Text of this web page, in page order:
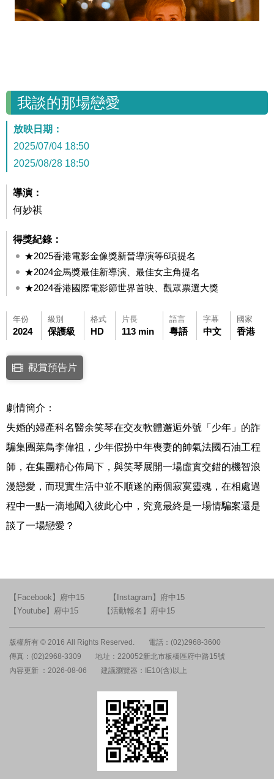
我談的那場戀愛
放映日期：
2025/07/04 18:50
2025/08/28 18:50
導演：
何妙祺
得獎紀錄：
★2025香港電影金像獎新晉導演等6項提名
★2024金馬獎最佳新導演、最佳女主角提名
★2024香港國際電影節世界首映、觀眾票選大獎
年份
2024
級別
保護級
格式
HD
片長
113 min
語言
粵語
字幕
中文
國家
香港
點擊下列連結開啟視窗後，可使用鍵盤Tab鍵移至影片中央播放鍵，再
連結至Youtube網站觀看此影片(開新視窗)
觀賞預告片
劇情簡介：
失婚的婦產科名醫余笑琴在交友軟體邂逅外號「少年」的詐
騙集團菜鳥李偉祖，少年假扮中年喪妻的帥氣法國石油工程
師，在集團精心佈局下，與笑琴展開一場虛實交錯的機智浪
漫戀愛，而現實生活中並不順遂的兩個寂寞靈魂，在相處過
程中一點一滴地闖入彼此心中，究竟最終是一場情騙案還是
談了一場戀愛？
【Facebook】府中15
【Instagram】府中15
【Youtube】府中15
【活動報名】府中15
版權所有 © 2016 All Rights Reserved.
電話：(02)2968-3600
傳真：(02)2968-3309
地址：220052新北市板橋區府中路15號
內容更新 ：2026-08-06
建議瀏覽器：IE10(含)以上